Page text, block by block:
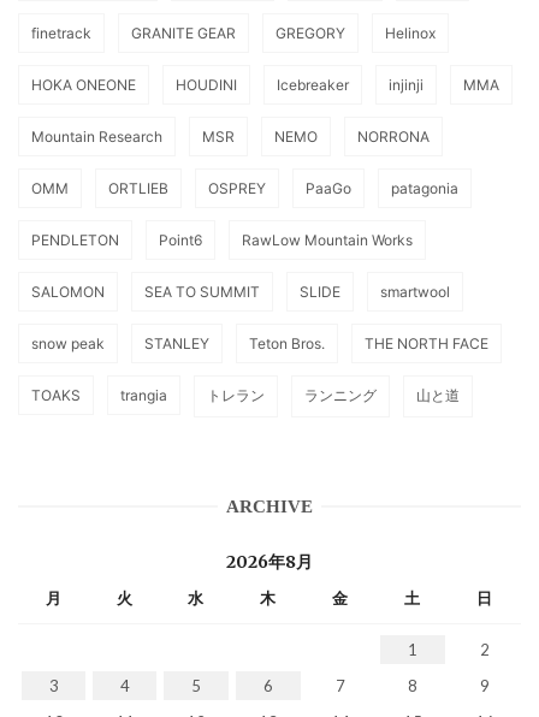
finetrack GRANITE GEAR GREGORY Helinox
HOKA ONEONE HOUDINI Icebreaker injinji MMA
Mountain Research MSR NEMO NORRONA
OMM ORTLIEB OSPREY PaaGo patagonia
PENDLETON Point6 RawLow Mountain Works
SALOMON SEA TO SUMMIT SLIDE smartwool
snow peak STANLEY Teton Bros. THE NORTH FACE
TOAKS trangia トレラン ランニング 山と道
ARCHIVE
2026年8月
月 火 水 木 金 土 日
1
2
3
4 5 6 7 8
9